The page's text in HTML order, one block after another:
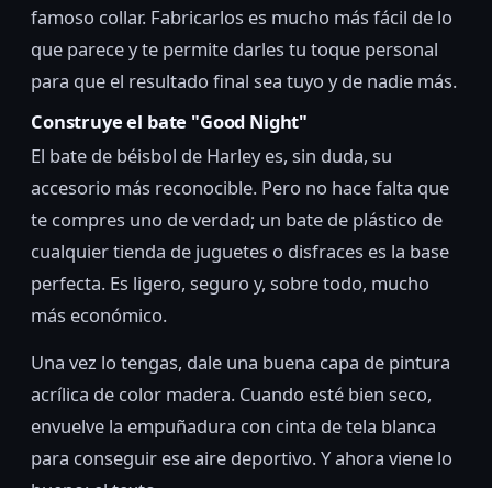
famoso collar. Fabricarlos es mucho más fácil de lo
que parece y te permite darles tu toque personal
para que el resultado final sea tuyo y de nadie más.
Construye el bate "Good Night"
El bate de béisbol de Harley es, sin duda, su
accesorio más reconocible. Pero no hace falta que
te compres uno de verdad; un bate de plástico de
cualquier tienda de juguetes o disfraces es la base
perfecta. Es ligero, seguro y, sobre todo, mucho
más económico.
Una vez lo tengas, dale una buena capa de pintura
acrílica de color madera. Cuando esté bien seco,
envuelve la empuñadura con cinta de tela blanca
para conseguir ese aire deportivo. Y ahora viene lo